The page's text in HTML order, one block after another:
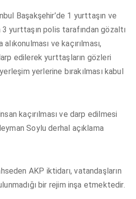
Başakşehir’de 1 yurttaşın ve
yurttaşın polis tarafından gözaltı
ve kaçırılması,
edilerek yurttaşların gözleri
yerlerine bırakılması kabul
kaçırılması ve darp edilmesi
Soylu derhal açıklama
AKP iktidarı, vatandaşların
bir rejim inşa etmektedir.